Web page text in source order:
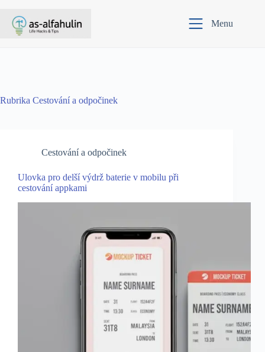
content
Menu
Rubrika Cestování a odpočinek
Cestování a odpočinek
Ulovka pro delší výdrž baterie v mobilu při
cestování appkami